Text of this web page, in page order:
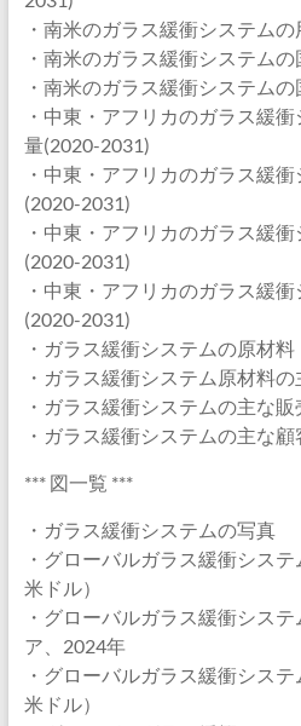
・南米のガラス緩衝システム
・南米のガラス緩衝システム
・南米のガラス緩衝システム
・中東・アフリカのガラス緩
量(2020-2031)
・中東・アフリカのガラス緩
(2020-2031)
・中東・アフリカのガラス緩
(2020-2031)
・中東・アフリカのガラス緩
(2020-2031)
・ガラス緩衝システムの原材料
・ガラス緩衝システム原材料
・ガラス緩衝システムの主な販
・ガラス緩衝システムの主な顧
*** 図一覧 ***
・ガラス緩衝システムの写真
・グローバルガラス緩衝シス
米ドル）
・グローバルガラス緩衝シス
ア、2024年
・グローバルガラス緩衝シス
米ドル）